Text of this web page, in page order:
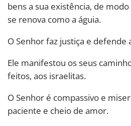
bens a sua existência, de
se renova como a águia.
O Senhor faz justiça e defende
Ele manifestou os seus
feitos, aos israelitas.
O Senhor é compassivo e
paciente e cheio de amor.